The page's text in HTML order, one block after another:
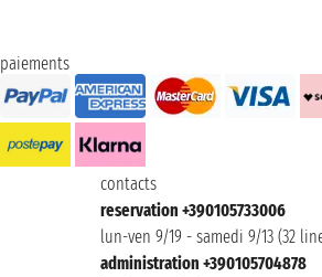
paiements
contacts
reservation +390105733006
lun-ven 9/19 - samedi 9/13 (32
administration +390105704878